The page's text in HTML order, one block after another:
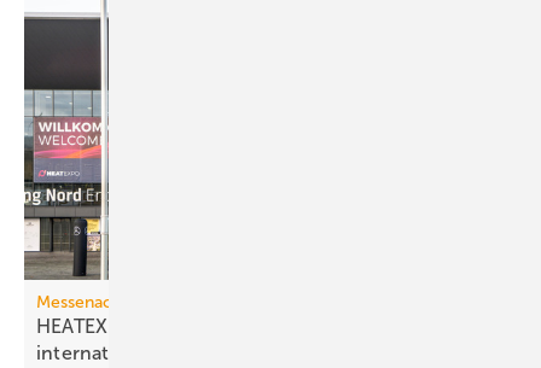
Messenachlese
HEATEXPO 2025: Besucherplus und
internationales